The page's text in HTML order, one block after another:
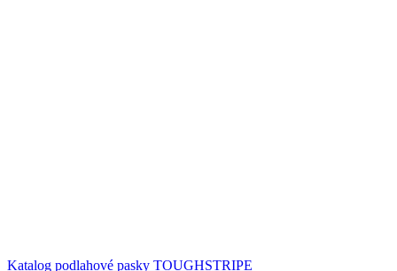
Katalog podlahové pasky TOUGHSTRIPE